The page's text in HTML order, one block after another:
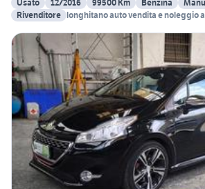
Usato
12/2016 99500 Km Benzina
Rivenditore longhitano auto vendita e noleggio